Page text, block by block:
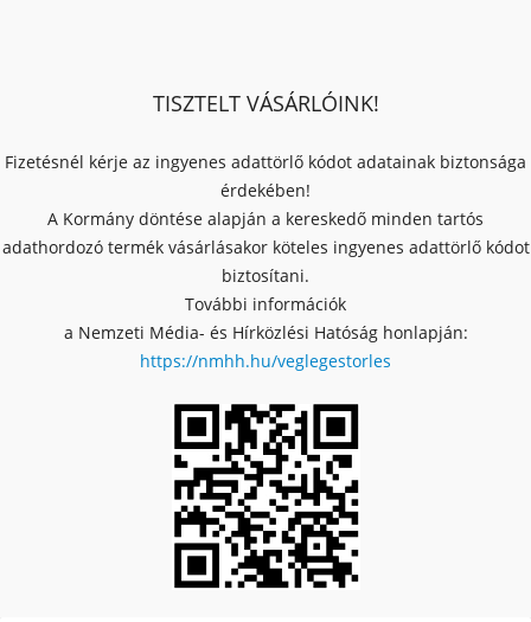
TISZTELT VÁSÁRLÓINK!
Fizetésnél kérje az ingyenes adattörlő kódot adatainak biztonsága
érdekében!
A Kormány döntése alapján a kereskedő minden tartós
adathordozó termék vásárlásakor köteles ingyenes adattörlő kódot
biztosítani.
További információk
a Nemzeti Média- és Hírközlési Hatóság honlapján:
https://nmhh.hu/veglegestorles